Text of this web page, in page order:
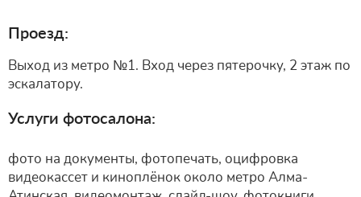
Проезд:
Выход из метро №1. Вход через пятерочку, 2 этаж по
эскалатору.
Услуги фотосалона:
фото на документы, фотопечать, оцифровка
видеокассет и киноплёнок около метро Алма-